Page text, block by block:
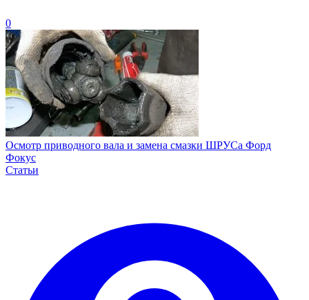
0
Осмотр приводного вала и замена смазки ШРУСа Форд
Фокус
Статьи